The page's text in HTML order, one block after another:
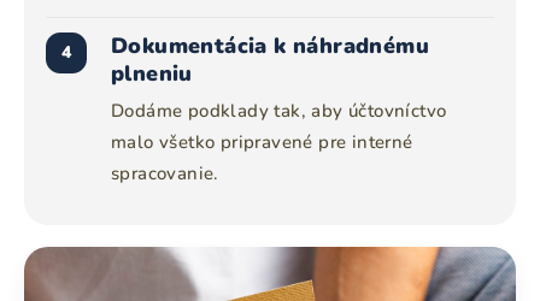
4
Dokumentácia k náhradnému
plneniu
Dodáme podklady tak, aby účtovníctvo
malo všetko pripravené pre interné
spracovanie.